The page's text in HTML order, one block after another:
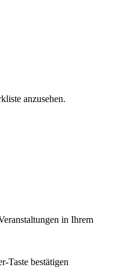
anzusehen.
in Ihrem
Taste bestätigen